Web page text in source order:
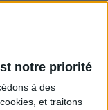
notre priorité
à des
et traitons
tous